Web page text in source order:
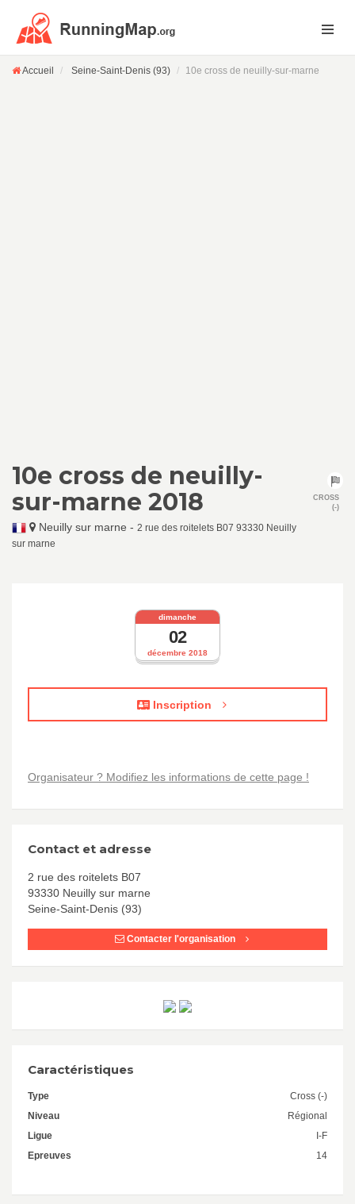
Accueil Seine-Saint-Denis (93) 10e cross de neuilly-sur-marne
10e cross de neuilly-
sur-marne 2018
Neuilly sur marne - 2 rue des roitelets B07 93330 Neuilly
sur marne
CROSS
(-)
décembre 2018
dimanche
02
Inscription
Organisateur ? Modifiez les informations de cette page !
Contact et adresse
2 rue des roitelets B07
93330 Neuilly sur marne
Seine-Saint-Denis (93)
Contacter l'organisation
Caractéristiques
Type
Cross (-)
Niveau
Régional
Ligue
I-F
Epreuves
14